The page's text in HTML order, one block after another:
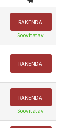
RAKENDA
Soovitatav
RAKENDA
RAKENDA
Soovitatav